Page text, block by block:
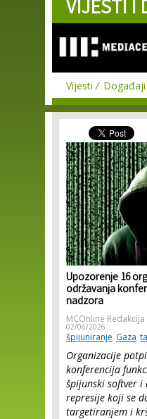
Skip to
main
VIJESTI I
Vijesti Događaji
Upozorenje 16
održavanja
nadzora
MCOnline Redakcija
02/06/2026
špijuniranje Gaza
Organizacije
konferencija
špijunski softver
represije koji se
targetiranjem i